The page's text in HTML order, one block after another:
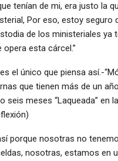
tenían de mi, era justo la
Por eso, estoy seguro
de los ministeriales ya
opera esta cárcel.”
el único que piensa así.-
que tienen más de un
seis meses “Laqueada” en la
porque nosotras no
nosotras, estamos en